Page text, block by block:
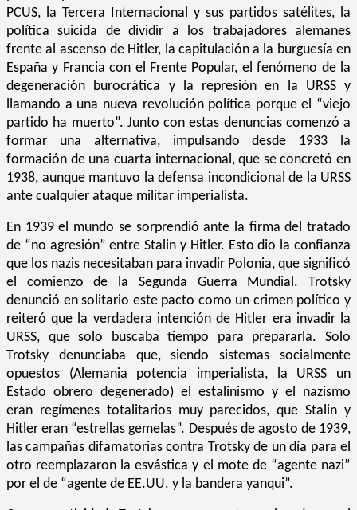
PCUS, la Tercera Internacional y sus partidos satélites, la
política suicida de dividir a los trabajadores alemanes
frente al ascenso de Hitler, la capitulación a la burguesía en
España y Francia con el Frente Popular, el fenómeno de la
degeneración burocrática y la represión en la URSS y
llamando a una nueva revolución política porque el “viejo
partido ha muerto”. Junto con estas denuncias comenzó a
formar una alternativa, impulsando desde 1933 la
formación de una cuarta internacional, que se concretó en
1938, aunque mantuvo la defensa incondicional de la URSS
ante cualquier ataque militar imperialista.
En 1939 el mundo se sorprendió ante la firma del tratado
de “no agresión” entre Stalin y Hitler. Esto dio la confianza
que los nazis necesitaban para invadir Polonia, que significó
el comienzo de la Segunda Guerra Mundial. Trotsky
denunció en solitario este pacto como un crimen político y
reiteró que la verdadera intención de Hitler era invadir la
URSS, que solo buscaba tiempo para prepararla. Solo
Trotsky denunciaba que, siendo sistemas socialmente
opuestos (Alemania potencia imperialista, la URSS un
Estado obrero degenerado) el estalinismo y el nazismo
eran regímenes totalitarios muy parecidos, que Stalin y
Hitler eran “estrellas gemelas”. Después de agosto de 1939,
las campañas difamatorias contra Trotsky de un día para el
otro reemplazaron la esvástica y el mote de “agente nazi”
por el de “agente de EE.UU. y la bandera yanqui”.